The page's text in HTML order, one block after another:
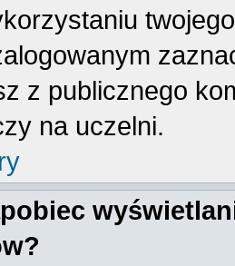
z publicznego
na uczelni.